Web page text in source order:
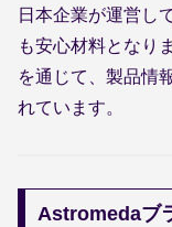
日本企業が運営し
も安心材料となり
を通じて、製品情
れています。
Astromedaブ